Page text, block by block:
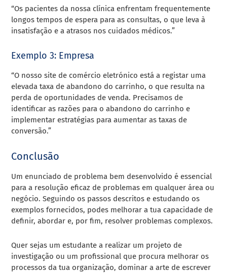
“Os pacientes da nossa clínica enfrentam frequentemente
longos tempos de espera para as consultas, o que leva à
insatisfação e a atrasos nos cuidados médicos.”
Exemplo 3: Empresa
“O nosso site de comércio eletrónico está a registar uma
elevada taxa de abandono do carrinho, o que resulta na
perda de oportunidades de venda. Precisamos de
identificar as razões para o abandono do carrinho e
implementar estratégias para aumentar as taxas de
conversão.”
Conclusão
Um enunciado de problema bem desenvolvido é essencial
para a resolução eficaz de problemas em qualquer área ou
negócio. Seguindo os passos descritos e estudando os
exemplos fornecidos, podes melhorar a tua capacidade de
definir, abordar e, por fim, resolver problemas complexos.
Quer sejas um estudante a realizar um projeto de
investigação ou um profissional que procura melhorar os
processos da tua organização, dominar a arte de escrever